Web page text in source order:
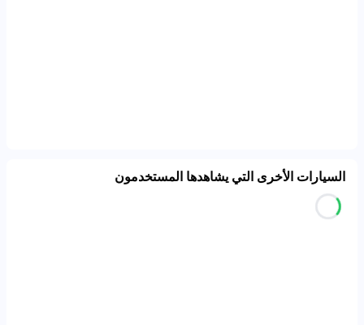
السيارات الأخرى التي يشاهدها المستخدمون